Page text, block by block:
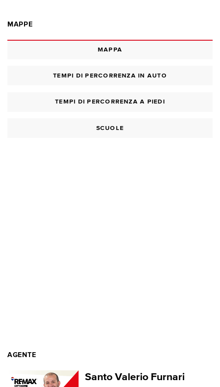
MAPPE
MAPPA
TEMPI DI PERCORRENZA IN AUTO
TEMPI DI PERCORRENZA A PIEDI
SCUOLE
AGENTE
Santo Valerio Furnari